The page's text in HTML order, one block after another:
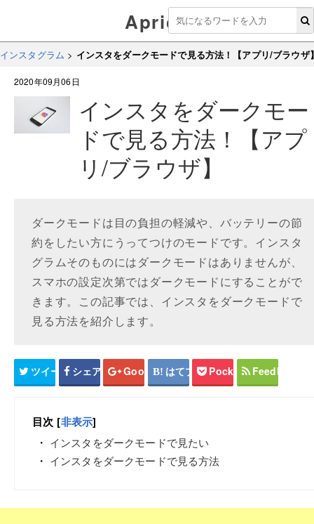
Aprico
インスタグラム > インスタをダークモードで見る方法！【アプリ/ブラウザ
2020年09月06日
インスタをダークモー
ドで見る方法！【アプ
リ/ブラウザ】
ダークモードは目の負担の軽減や、バッテリーの節
約をしたい方にうってつけのモードです。インスタ
グラムそのものにはダークモードはありませんが、
スマホの設定次第ではダークモードにすることがで
きます。この記事では、インスタをダークモードで
見る方法を紹介します。
ツイート シェア Google+ はてブ Pocket Feedly
目次 [非表示]
インスタをダークモードで見たい
インスタをダークモードで見る方法